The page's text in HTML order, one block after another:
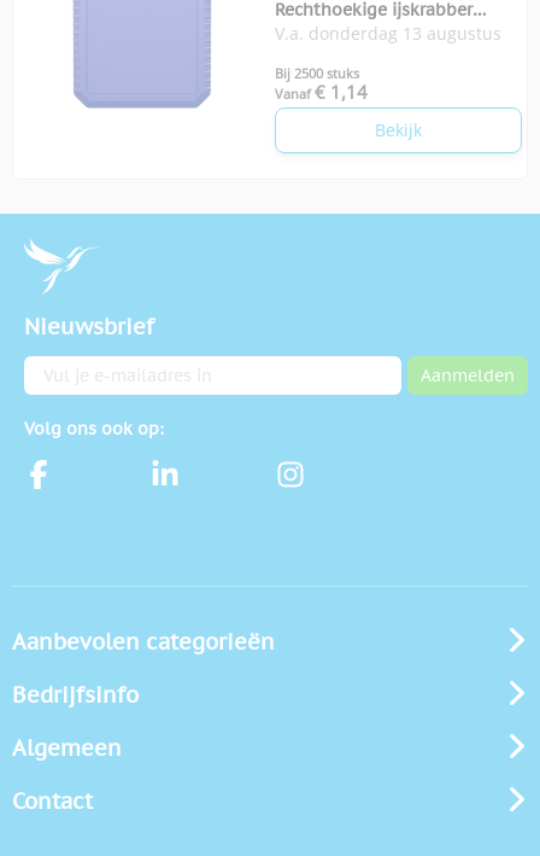
Rechthoekige ijskrabber
Thrym
V.a. donderdag 13 augustus
Bij 2500 stuks
Vanaf € 1,14
Bekijk
Nieuwsbrief
E-mailadres Aanmelden
Volg ons ook op:
Aanbevolen categorieën
Bedrijfsinfo
Algemeen
Contact